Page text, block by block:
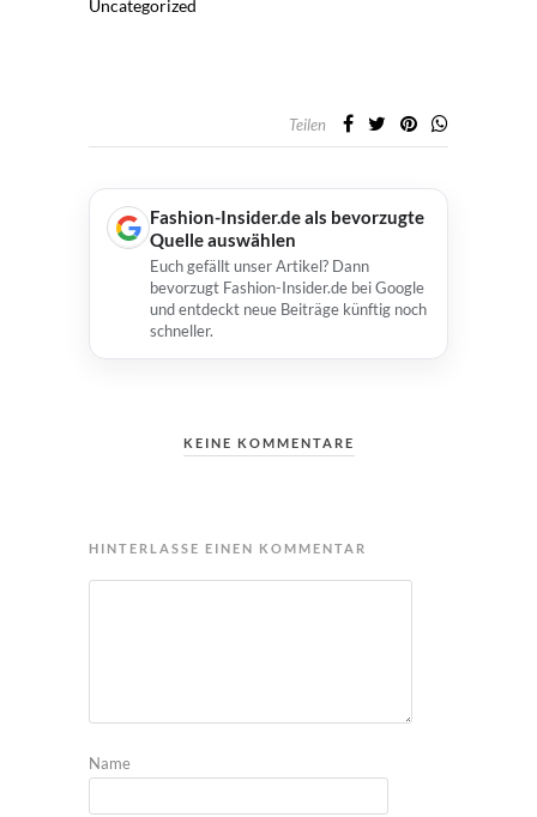
Uncategorized
Teilen
Fashion-Insider.de als bevorzugte
Quelle auswählen
Euch gefällt unser Artikel? Dann
bevorzugt Fashion-Insider.de bei Google
und entdeckt neue Beiträge künftig noch
schneller.
KEINE KOMMENTARE
HINTERLASSE EINEN KOMMENTAR
Name